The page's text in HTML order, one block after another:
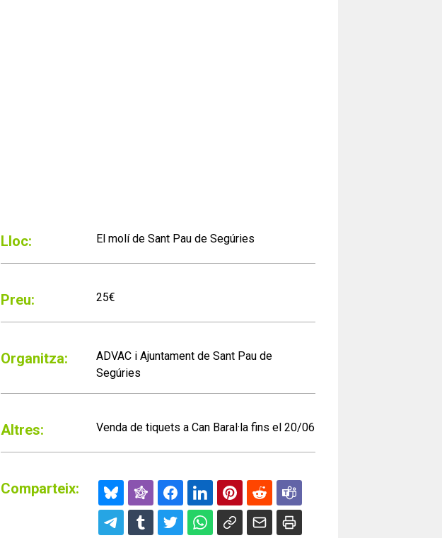
Lloc: El molí de Sant Pau de Segúries
Preu: 25€
Organitza:
ADVAC i Ajuntament de Sant Pau de
Segúries
Altres: Venda de tiquets a Can Baral·la fins el 20/06
Comparteix: